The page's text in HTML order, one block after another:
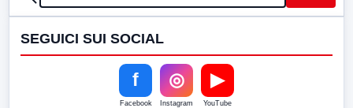
SEGUICI SUI SOCIAL
f
Facebook
◎
Instagram
▶
YouTube